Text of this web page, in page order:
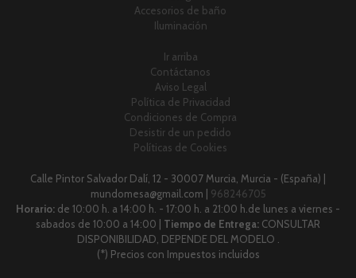
Accesorios de baño
Iluminación
Ir arriba
Contáctanos
Aviso Legal
Política de Privacidad
Condiciones de Compra
Desistir de un pedido
Políticas de Cookies
Calle Pintor Salvador Dalí, 12 - 30007 Murcia, Murcia - (España) |
mundomesa@gmail.com | 968246705
Horario: de 10:00 h. a 14:00 h. - 17:00 h. a 21:00 h.de lunes a viernes -
sabados de 10:00 a 14:00 | Tiempo de Entrega: CONSULTAR
DISPONIBILIDAD, DEPENDE DEL MODELO .
(*) Precios con Impuestos incluidos